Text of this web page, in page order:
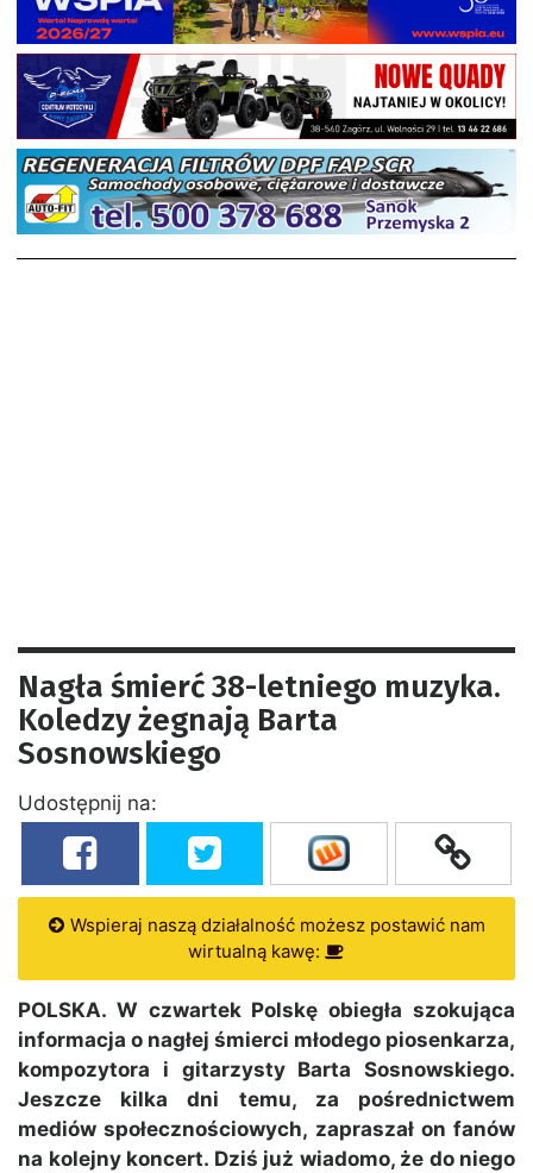
Nagła śmierć 38-letniego muzyka.
Koledzy żegnają Barta
Sosnowskiego
Udostępnij na:
Wspieraj naszą działalność możesz postawić nam
wirtualną kawę:
POLSKA. W czwartek Polskę obiegła szokująca
informacja o nagłej śmierci młodego piosenkarza,
kompozytora i gitarzysty Barta Sosnowskiego.
Jeszcze kilka dni temu, za pośrednictwem
mediów społecznościowych, zapraszał on fanów
na kolejny koncert. Dziś już wiadomo, że do niego